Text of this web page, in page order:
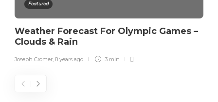
Featured
Weather Forecast For Olympic Games –
Clouds & Rain
Joseph Cromer 8 years ago 3 min